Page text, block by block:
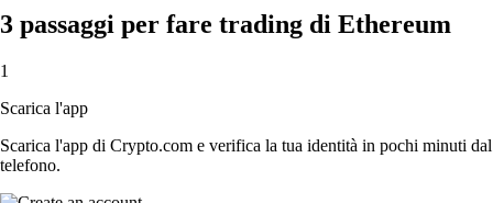
3 passaggi per fare trading di Ethereum
1
Scarica l'app
Scarica l'app di Crypto.com e verifica la tua identità in pochi minuti dal
telefono.